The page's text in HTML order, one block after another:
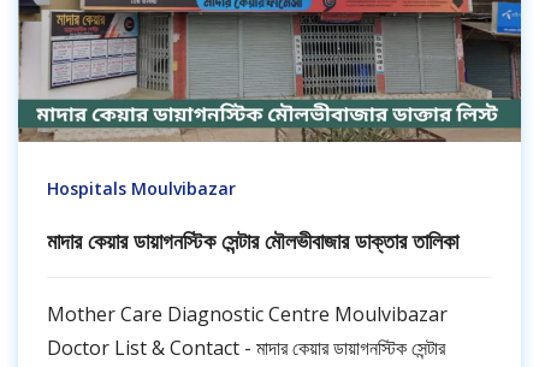
Hospitals Moulvibazar
মাদার কেয়ার ডায়াগনস্টিক সেন্টার মৌলভীবাজার ডাক্তার তালিকা
Mother Care Diagnostic Centre Moulvibazar
Doctor List & Contact - মাদার কেয়ার ডায়াগনস্টিক সেন্টার